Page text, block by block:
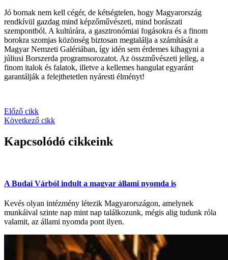
Jó bornak nem kell cégér, de kétségtelen, hogy Magyarország
rendkívül gazdag mind képzőművészeti, mind borászati
szempontból. A kultúrára, a gasztronómiai fogásokra és a finom
borokra szomjas közönség biztosan megtalálja a számítását a
Magyar Nemzeti Galériában, így idén sem érdemes kihagyni a
júliusi Borszerda programsorozatot. Az összművészeti jelleg, a
finom italok és falatok, illetve a kellemes hangulat egyaránt
garantálják a felejthetetlen nyáresti élményt!
Előző cikk
Következő cikk
Kapcsolódó cikkeink
A Budai Várból indult a magyar állami nyomda is
Kevés olyan intézmény létezik Magyarországon, amelynek
munkáival szinte nap mint nap találkozunk, mégis alig tudunk róla
valamit, az állami nyomda pont ilyen.